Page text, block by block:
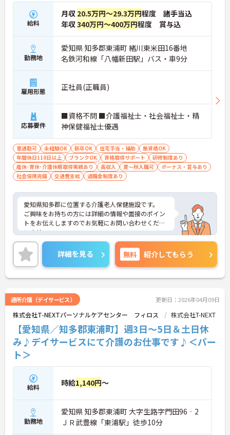
給料
月収 20.5万円～29.3万円程度 諸手当込
年収340万円～400万円程度 賞与込
勤務地
愛知県 知多郡東浦町 緒川東米田16番地
名鉄河和線「八幡新田駅」バス・車9分
雇用形態 正社員(正職員)
応募要件
■資格不問 ■介護福祉士・社会福祉士・精
神保健福祉士優遇
車通勤可 未経験OK 新卒OK 住宅手当・補助
無資格OK
年間休日110日以上
ブランクOK 資格取得サポート
研修制度あり
産休･育休･介護休暇取得実績あり
高収入 夏～秋入職可
ボーナス・賞与あり
社会保険完備
交通費支給 退職金制度あり
愛知県知多郡に位置する介護老人保健施設です。
ご興味をお持ちの方には詳細の情報や面接のポイン
トをお伝えしますのでお気軽にお問い合わせくださ
いませ。
詳細を見る 無料 紹介してもらう
通所介護（デイサービス） 更新日：2026年04月09日
株式会社T-NEXTパーソナルケアセンター フィロス 株式会社T-NEXT
【愛知県／知多郡東浦町】週3日～5日＆土日休
み♪デイサービスにて介護のお仕事です♪＜パー
ト＞
給料 時給1,140円～
勤務地
愛知県 知多郡東浦町 大字生路字門田96‐2
ＪＲ武豊線「東浦駅」徒歩10分